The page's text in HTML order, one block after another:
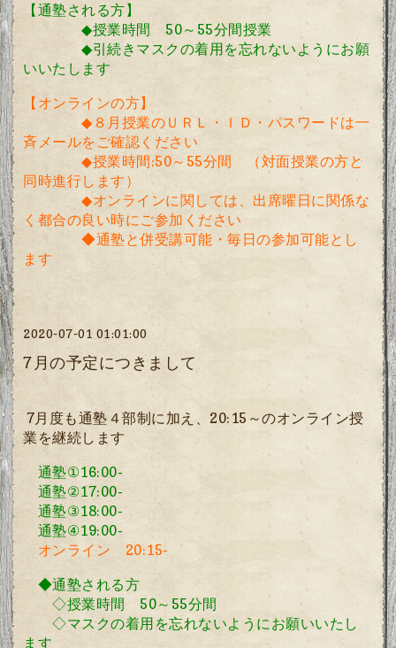
【通塾される方】
◆授業時間50～ 55分間授業
◆引続きマスクの着用を忘れないようにお願
いいたします
【オンラインの方】
◆８月授業のＵＲＬ・ＩＤ・パスワードは一
斉メールをご確認ください
◆授業時間:50～55分間 （対面授業の方と
同時進行します）
◆オンラインに関しては、出席曜日に関係な
く都合の良い時にご参加ください
◆通塾と併受講可能・毎日の参加可能とし
ます
2020-07-01 01:01:00
7月の予定につきまして
7月度も通塾４部制に加え、20:15～のオンライン授
業を継続します
通塾①16:00-
通塾②17:00-
通塾③18:00-
通塾④19:00-
オンライン 20:15-
◆通塾される方
◇授業時間 50～ 55分間
◇マスクの着用を忘れないようにお願いいたし
ます